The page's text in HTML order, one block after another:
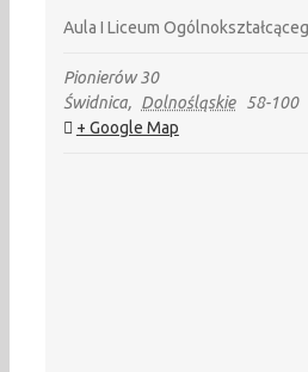
Aula I Liceum
Pionierów 30
Świdnica, Dolnośląskie 58-100
+ Google Map